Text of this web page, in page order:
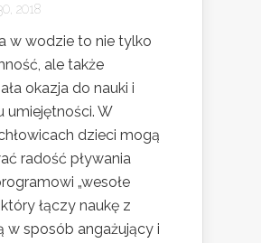
2018
w wodzie to nie tylko
ale także
okazja do nauki i
umiejętności. W
dzieci mogą
radość pływania
„wesołe
łączy naukę z
w sposób angażujący i